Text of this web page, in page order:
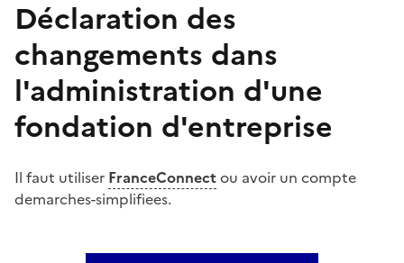
Déclaration des
changements dans
l'administration d'une
fondation d'entreprise
Il faut utiliser FranceConnectou avoir un compte
demarches-simplifiees.